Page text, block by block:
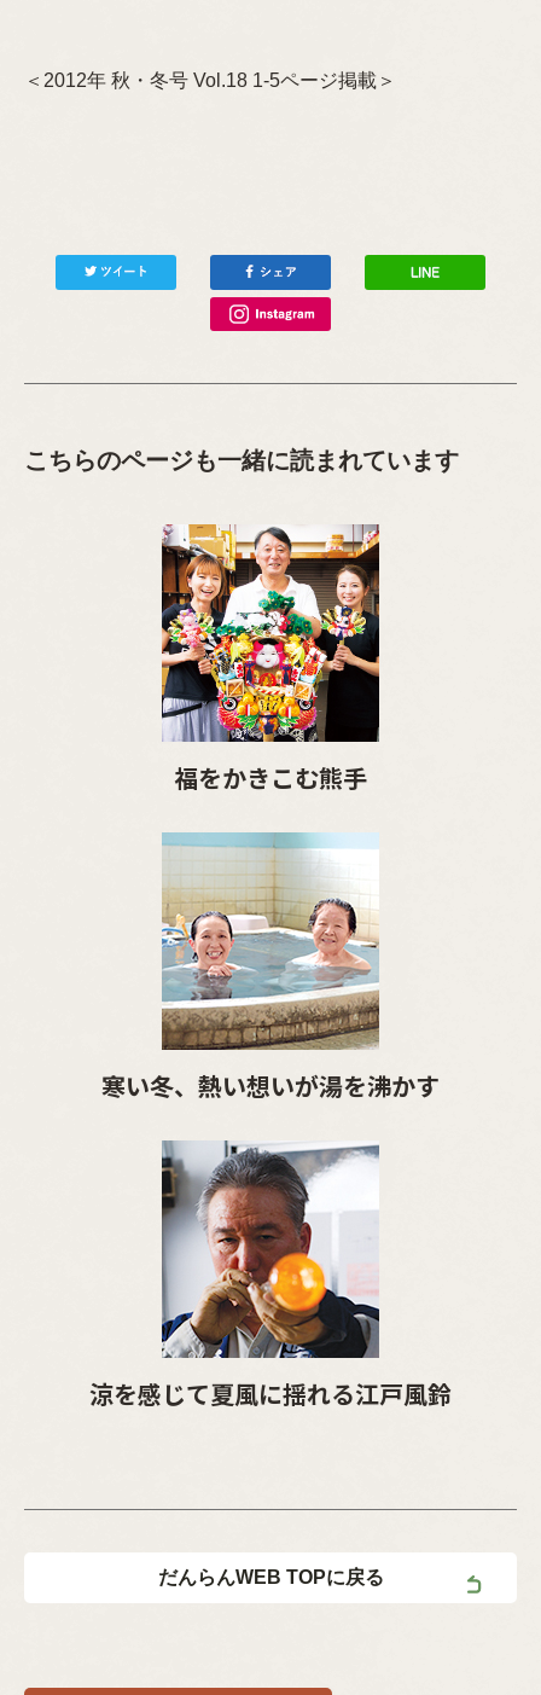
＜2012年 秋・冬号 Vol.18 1-5ページ掲載＞
こちらのページも一緒に読まれています
福をかきこむ熊手
寒い冬、熱い想いが湯を沸かす
涼を感じて夏風に揺れる江戸風鈴
だんらんWEB TOPに戻る